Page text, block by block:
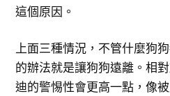
這個原因。
上面三種情況，不管什麼狗
的辦法就是讓狗狗遠離。相
迪的警惕性會更高一點，像